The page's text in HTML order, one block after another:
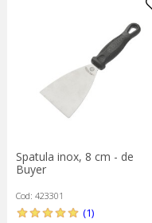
Spatula inox, 8 cm - de
Buyer
Cod: 423301
(1)